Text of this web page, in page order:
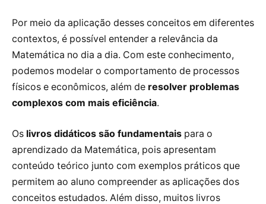
Por meio da aplicação desses conceitos em diferentes
contextos, é possível entender a relevância da
Matemática no dia a dia. Com este conhecimento,
podemos modelar o comportamento de processos
físicos e econômicos, além de resolver problemas
complexos com mais eficiência.
Os livros didáticos são fundamentais para o
aprendizado da Matemática, pois apresentam
conteúdo teórico junto com exemplos práticos que
permitem ao aluno compreender as aplicações dos
conceitos estudados. Além disso, muitos livros